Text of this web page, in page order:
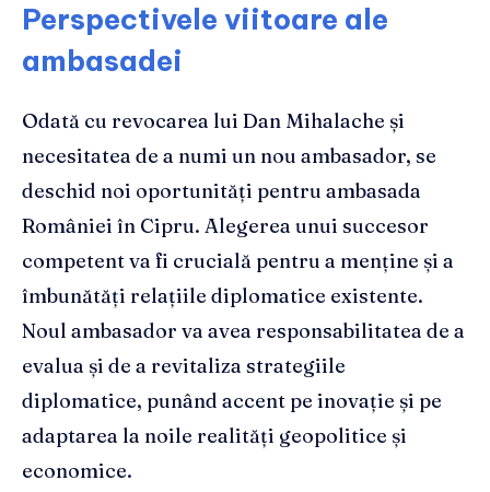
Perspectivele viitoare ale
ambasadei
Odată cu revocarea lui Dan Mihalache și
necesitatea de a numi un nou ambasador, se
deschid noi oportunități pentru ambasada
României în Cipru. Alegerea unui succesor
competent va fi crucială pentru a menține și a
îmbunătăți relațiile diplomatice existente.
Noul ambasador va avea responsabilitatea de a
evalua și de a revitaliza strategiile
diplomatice, punând accent pe inovație și pe
adaptarea la noile realități geopolitice și
economice.